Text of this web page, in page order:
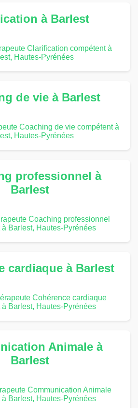
à Barlest
Clarification compétent à
Hautes-Pyrénées
de vie à Barlest
Coaching de vie compétent à
Hautes-Pyrénées
professionnel à
Barlest
Coaching professionnel
à Barlest, Hautes-Pyrénées
cardiaque à Barlest
Cohérence cardiaque
à Barlest, Hautes-Pyrénées
Animale à
Barlest
Communication Animale
à Barlest, Hautes-Pyrénées